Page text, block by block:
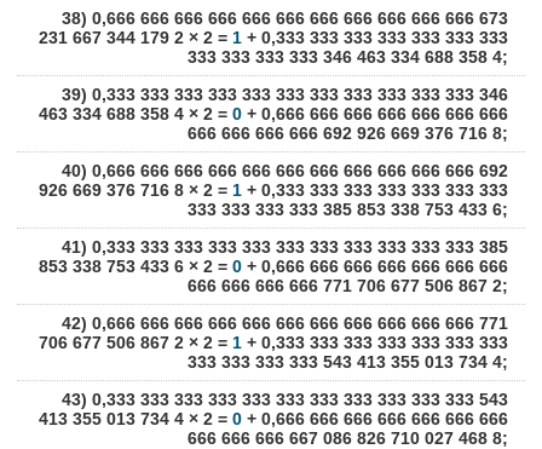
38) 0,666 666 666 666 666 666 666 666 666 666 666 673
231 667 344 179 2 × 2 = 1+ 0,333 333 333 333 333 333 333
333 333 333 333 346 463 334 688 358 4;
39) 0,333 333 333 333 333 333 333 333 333 333 333 346
463 334 688 358 4 × 2 = 0+ 0,666 666 666 666 666 666 666
666 666 666 666 692 926 669 376 716 8;
40) 0,666 666 666 666 666 666 666 666 666 666 666 692
926 669 376 716 8 × 2 = 1+ 0,333 333 333 333 333 333 333
333 333 333 333 385 853 338 753 433 6;
41) 0,333 333 333 333 333 333 333 333 333 333 333 385
853 338 753 433 6 × 2 = 0+ 0,666 666 666 666 666 666 666
666 666 666 666 771 706 677 506 867 2;
42) 0,666 666 666 666 666 666 666 666 666 666 666 771
706 677 506 867 2 × 2 = 1+ 0,333 333 333 333 333 333 333
333 333 333 333 543 413 355 013 734 4;
43) 0,333 333 333 333 333 333 333 333 333 333 333 543
413 355 013 734 4 × 2 = 0+ 0,666 666 666 666 666 666 666
666 666 666 667 086 826 710 027 468 8;